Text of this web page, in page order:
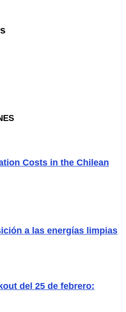
Costs in the Chilean
a las energías limpias
del 25 de febrero: